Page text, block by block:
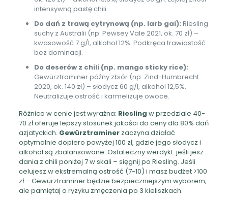
intensywną pastę chili.
Do dań z trawą cytrynową (np. larb gai): Riesling
suchy z Australii (np. Pewsey Vale 2021, ok. 70 zł) –
kwasowość 7 g/l, alkohol 12%. Podkręca trawiastość
bez dominacji.
Do deserów z chili (np. mango sticky rice):
Gewürztraminer późny zbiór (np. Zind-Humbrecht
2020, ok. 140 zł) – słodycz 60 g/l, alkohol 12,5%.
Neutralizuje ostrość i karmelizuje owoce.
Różnica w cenie jest wyraźna: Riesling w przedziale 40-
70 zł oferuje lepszy stosunek jakości do ceny dla 80% dań
azjatyckich. Gewürztraminerzaczyna działać
optymalnie dopiero powyżej 100 zł, gdzie jego słodycz i
alkohol są zbalansowane. Ostateczny werdykt: jeśli jesz
dania z chili poniżej 7 w skali – sięgnij po Riesling. Jeśli
celujesz w ekstremalną ostrość (7-10) i masz budżet >100
zł – Gewürztraminer będzie bezpieczniejszym wyborem,
ale pamiętaj o ryzyku zmęczenia po 3 kieliszkach.